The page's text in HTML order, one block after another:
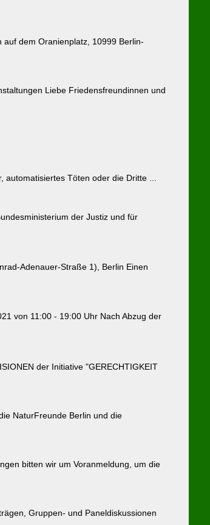
dem Oranienplatz, 10999 Berlin-
Liebe Friedensfreundinnen und
Töten oder die Dritte ...
der Justiz und für
Adenauer-Straße 1), Berlin Einen
von 11:00 - 19:00 Uhr Nach Abzug der
der Initiative "GERECHTIGKEIT
NaturFreunde Berlin und die
bitten wir um Voranmeldung, um die
Gruppen- und Paneldiskussionen